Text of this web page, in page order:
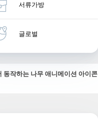
서류가방
글로벌
동작하는 나무 애니메이션 아이콘